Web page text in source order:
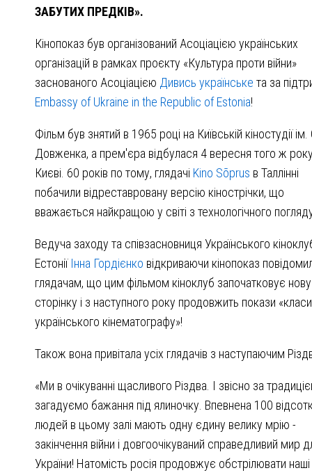
ЗАБУТИХ ПРЕДКІВ».
Кінопоказ був організований Асоціацією українських
організацій в рамках проєкту «Культура проти війни»
заснованого Асоціацією Дивись українське та за
Embassy of Ukraine in the Republic of Estonia!
Фільм був знятий в 1965 році на Київській кіностудії
Довженка, а прем'єра відбулася 4 вересня того ж
Києві. 60 років по тому, глядачі Kino Sõprus в Таллінні
побачили відреставровану версію кінострічки, що
вважається найкращою у світі з технологічного
Ведуча заходу та співзасновниця Українського
Естонії Інна Гордієнко відкриваючи кінопоказ
глядачам, що цим фільмом кіноклуб започатковує нову
сторінку і з наступного року продовжить покази
українського кінематографу»!
Також вона привітала усіх глядачів з наступаючим
«Ми в очікуванні щасливого Різдва. І звісно за
загадуємо бажання під ялиночку. Впевнена 100
людей в цьому залі мають одну єдину велику мрію -
закінчення війни і довгоочікуваний справедливий мир
України! Натомість росія продовжує обстрілювати